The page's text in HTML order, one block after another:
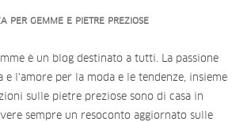
PER GEMME E PIETRE PREZIOSE
è un blog destinato a tutti. La passione
e l'amore per la moda e le tendenze, insieme
sulle pietre preziose sono di casa in
sempre un resoconto aggiornato sulle